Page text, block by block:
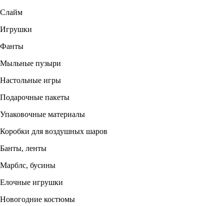
Слайм
Игрушки
Фанты
Мыльные пузыри
Настольные игры
Подарочные пакеты
Упаковочные материалы
Коробки для воздушных шаров
Банты, ленты
Марблс, бусины
Елочные игрушки
Новогодние костюмы